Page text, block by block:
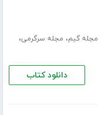
مجله گیم، مجله سرگرمی،
دانلود کتاب